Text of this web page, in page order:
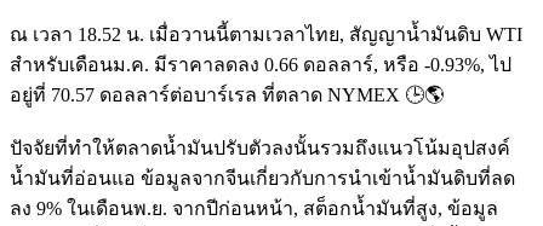
ณ เวลา 18.52 น. เมื่อวานนี้ตามเวลาไทย, สัญญาน้ำมันดิบ WTI
สำหรับเดือนม.ค. มีราคาลดลง 0.66 ดอลลาร์, หรือ -0.93%, ไป
อยู่ที่ 70.57 ดอลลาร์ต่อบาร์เรล ที่ตลาด NYMEX 🕒🌎
ปัจจัยที่ทำให้ตลาดน้ำมันปรับตัวลงนั้นรวมถึงแนวโน้มอุปสงค์
น้ำมันที่อ่อนแอ ข้อมูลจากจีนเกี่ยวกับการนำเข้าน้ำมันดิบที่ลด
ลง 9% ในเดือนพ.ย. จากปีก่อนหน้า, สต็อกน้ำมันที่สูง, ข้อมูล